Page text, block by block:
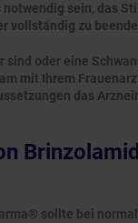
sein, das
vollständig zu
sind oder eine
mit Ihrem
das
sollte bei